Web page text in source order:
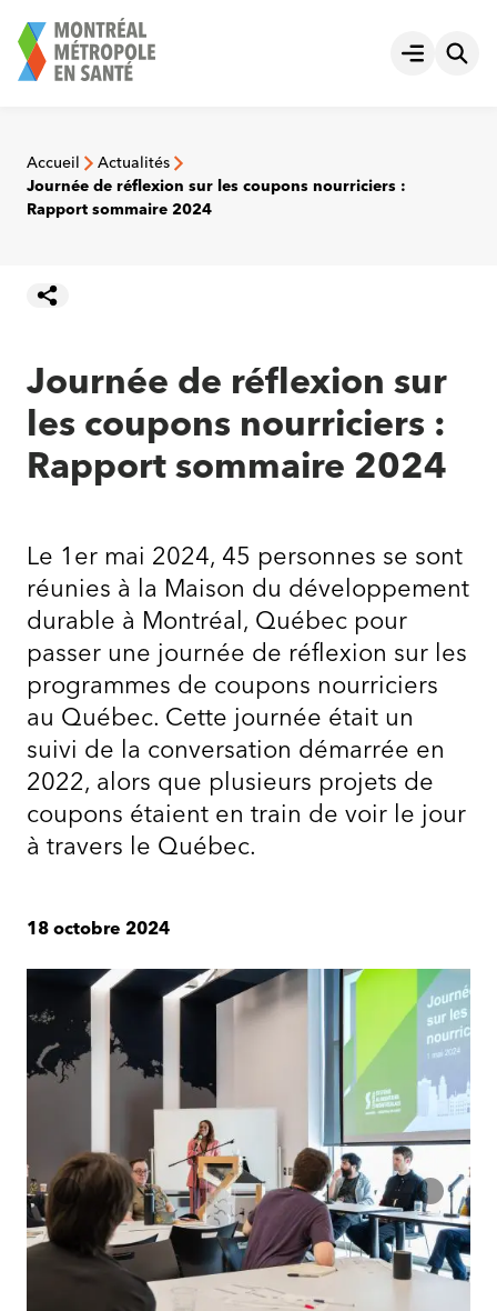
au
contenu
Ouvrir le
Accueil
Actualités
Journée de réflexion sur les coupons nourriciers :
Rapport sommaire 2024
Journée de réflexion sur
les coupons nourriciers :
Rapport sommaire 2024
Le 1er mai 2024, 45 personnes se sont
réunies à la Maison du développement
durable à Montréal, Québec pour
passer une journée de réflexion sur les
programmes de coupons nourriciers
au Québec. Cette journée était un
suivi de la conversation démarrée en
2022, alors que plusieurs projets de
coupons étaient en train de voir le jour
à travers le Québec.
18 octobre 2024